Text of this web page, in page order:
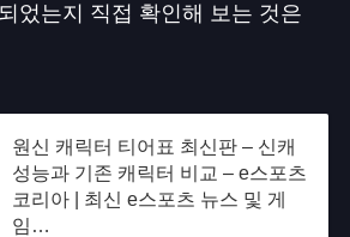
었는지 직접 확인해 보는 것은
원신 캐릭터 티어표 최신판 – 신캐
성능과 기존 캐릭터 비교 – e스포츠
코리아 | 최신 e스포츠 뉴스 및 게
임…